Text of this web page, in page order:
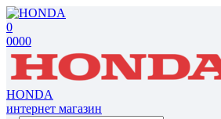
0
0000
HONDA
интернет магазин